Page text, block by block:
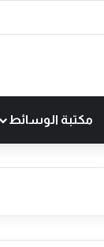
مكتبة الوسائط